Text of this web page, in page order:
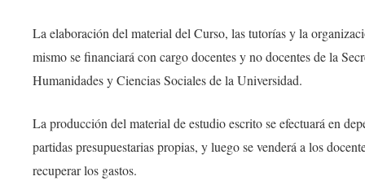
La elaboración del material del Curso, las tutorías y la
mismo se financiará con cargo docentes y no docentes de la
Humanidades y Ciencias Sociales de la Universidad.
La producción del material de estudio escrito se efectuará en
partidas presupuestarias propias, y luego se venderá a los
recuperar los gastos.